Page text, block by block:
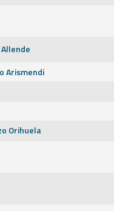
Arismendi
Orihuela